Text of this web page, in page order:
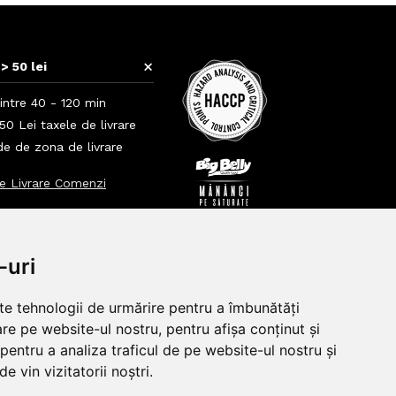
uri
tehnologii de urmărire pentru a îmbunătăți
pe website-ul nostru, pentru afișa conținut și
a analiza traficul de pe website-ul nostru și
vin vizitatorii noștri.
50 lei +
40 - 120 min
Lei taxele de livrare
de zona de livrare
Livrare Comenzi